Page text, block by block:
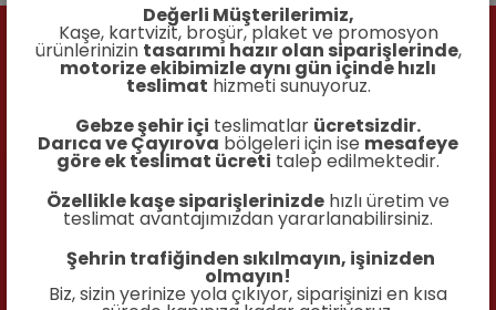
Değerli Müşterilerimiz,
Kaşe, kartvizit, broşür, plaket ve promosyon
ürünlerinizin tasarımı hazır olan siparişlerinde,
motorize ekibimizle aynı gün içinde hızlı
teslimat hizmeti sunuyoruz.
Gebze şehir içi teslimatlar ücretsizdir.
Darıca ve Çayırova bölgeleri için ise mesafeye
göre ek teslimat ücreti talep edilmektedir.
Özellikle kaşe siparişlerinizde hızlı üretim ve
teslimat avantajımızdan yararlanabilirsiniz.
Şehrin trafiğinden sıkılmayın, işinizden
olmayın!
Biz, sizin yerinize yola çıkıyor, siparişinizi en kısa
İlgili Ürünler